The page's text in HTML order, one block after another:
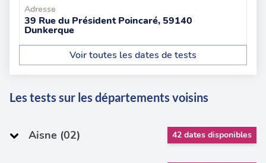
Adresse
39 Rue du Président Poincaré, 59140
Dunkerque
Voir toutes les dates de tests
Les tests sur les départements voisins
Aisne (02) 42 dates disponibles